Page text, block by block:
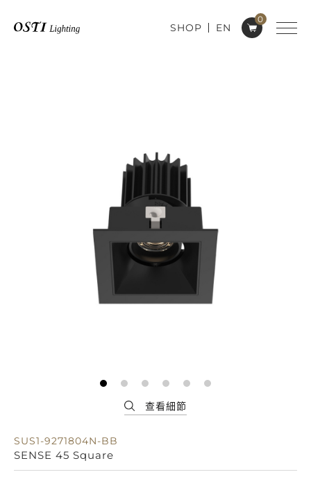
0
SHOP EN
SUS1-9271804N-BB
SENSE 45 Square